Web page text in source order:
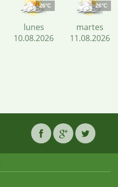
26°C
lunes
10.08.2026
26°C
martes
11.08.2026